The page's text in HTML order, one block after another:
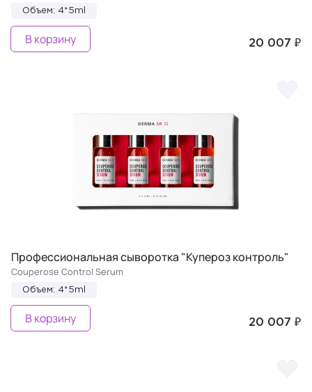
Объем: 4*5ml
20 007 ₽
В корзину
Профессиональная сыворотка "Купероз контроль"
Couperose Control Serum
Объем: 4*5ml
20 007 ₽
В корзину